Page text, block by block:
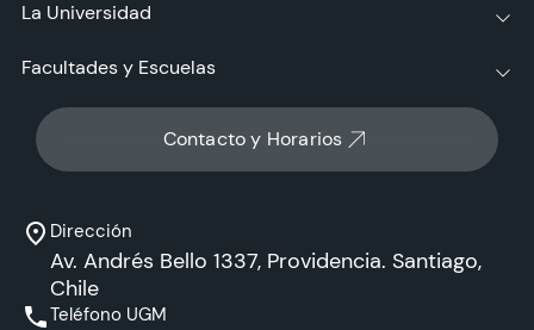
Contacto y Horarios
Dirección
Av. Andrés Bello 1337, Providencia. Santiago,
Chile
Teléfono UGM
La Universidad
Facultades y Escuelas